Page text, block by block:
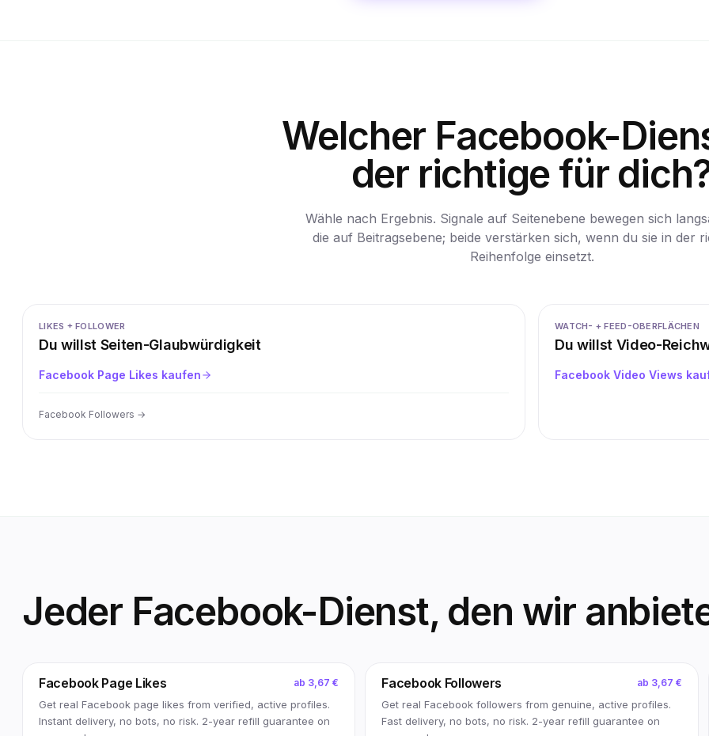
Welcher Facebook-
der richtige für
Wähle nach Ergebnis. Signale auf Seitenebene bewegen sich
die auf Beitragsebene; beide verstärken sich, wenn du sie in der
Reihenfolge einsetzt.
LIKES + FOLLOWER
Du willst Seiten-Glaubwürdigkeit
Facebook Page Likes kaufen
Facebook Followers →
WATCH- + FEED-OBERFLÄCHEN
Du willst Video-
Facebook Video Views
Jeder Facebook-Dienst, den wir
Facebook Page Likes ab 3,67 €
Get real Facebook page likes from verified, active profiles.
Instant delivery, no bots, no risk. 2-year refill guarantee on
Facebook Followers ab 3,67 €
Get real Facebook followers from genuine, active profiles.
Fast delivery, no bots, no risk. 2-year refill guarantee on